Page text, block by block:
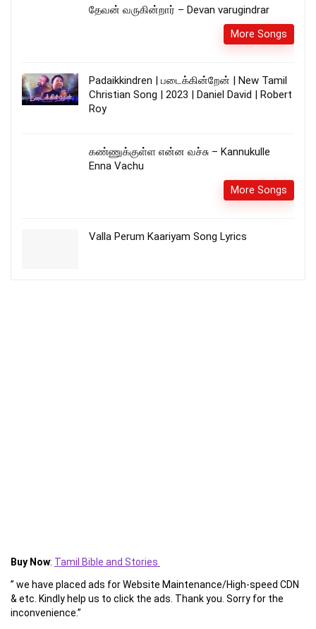
தேவன் வருகின்றார் – Devan varugindrar
More Songs
Padaikkindren | படைக்கின்றேன் | New Tamil
Christian Song | 2023 | Daniel David | Robert
Roy
கண்ணுக்குள்ள என்ன வச்சு – Kannukulle
Enna Vachu
More Songs
Valla Perum Kaariyam Song Lyrics
Buy Now: Tamil Bible and Stories
” we have placed ads for Website Maintenance/High-speed CDN
& etc. Kindly help us to click the ads. Thank you. Sorry for the
inconvenience.”